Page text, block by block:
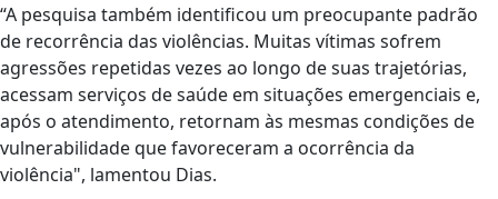
“A pesquisa também identificou um preocupante padrão
de recorrência das violências. Muitas vítimas sofrem
agressões repetidas vezes ao longo de suas trajetórias,
acessam serviços de saúde em situações emergenciais e,
após o atendimento, retornam às mesmas condições de
vulnerabilidade que favoreceram a ocorrência da
violência", lamentou Dias.